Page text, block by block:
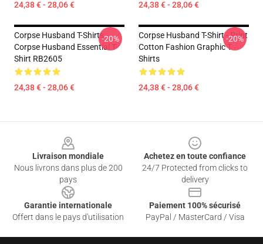
24,38 € - 28,06 € 24,38 € - 28,06 €
Corpse Husband T-Shirts -
Corpse Husband Essential T-
Shirt RB2605
24,38 € - 28,06 €
-20%
Corpse Husband T-Shirt - Print
Cotton Fashion Graphic T
Shirts
24,38 € - 28,06 €
-20%
Livraison mondiale
Nous livrons dans plus de 200
pays
Achetez en toute confiance
24/7 Protected from clicks to
delivery
Garantie internationale
Offert dans le pays d'utilisation
Paiement 100% sécurisé
PayPal / MasterCard / Visa